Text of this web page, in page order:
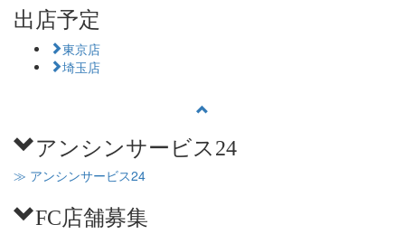
出店予定
東京店
埼玉店
アンシンサービス24
≫ アンシンサービス24
FC店舗募集